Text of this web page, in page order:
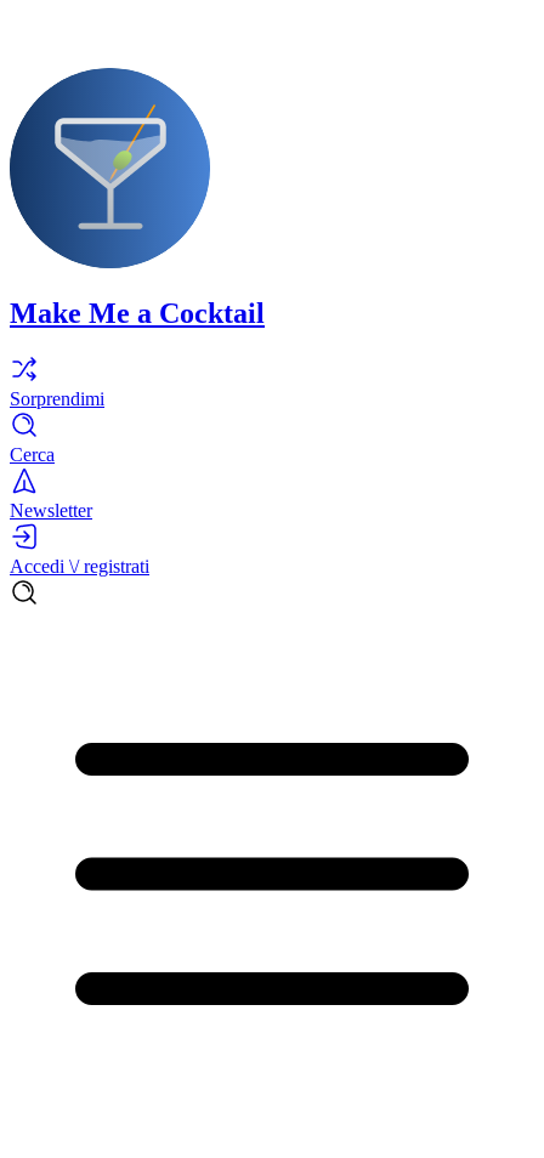
Make Me a Cocktail
Sorprendimi
Cerca
Newsletter
Accedi \/ registrati